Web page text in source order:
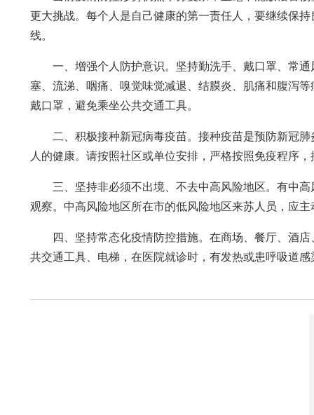
更大挑战。每个人是自己健康的第一责任人，要继续保
线。
一、增强个人防护意识。坚持勤洗手、戴口罩、常
塞、流涕、咽痛、嗅觉味觉减退、结膜炎、肌痛和腹泻
戴口罩，避免乘坐公共交通工具。
二、积极接种新冠病毒疫苗。接种疫苗是预防新冠
人的健康。请按照社区或单位安排，严格按照免疫程序
三、坚持非必须不出境、不去中高风险地区。有中
观察。中高风险地区所在市的低风险地区来苏人员，应
四、坚持常态化疫情防控措施。在商场、餐厅、酒
共交通工具、电梯，在医院就诊时，有发热或患呼吸道